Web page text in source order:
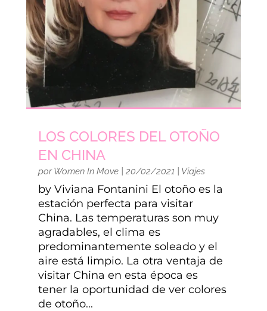
LOS COLORES DEL OTOÑO
EN CHINA
porWomen In Move| 20/02/2021 Viajes
by Viviana Fontanini El otoño es la
estación perfecta para visitar
China. Las temperaturas son muy
agradables, el clima es
predominantemente soleado y el
aire está limpio. La otra ventaja de
visitar China en esta época es
tener la oportunidad de ver colores
de otoño...